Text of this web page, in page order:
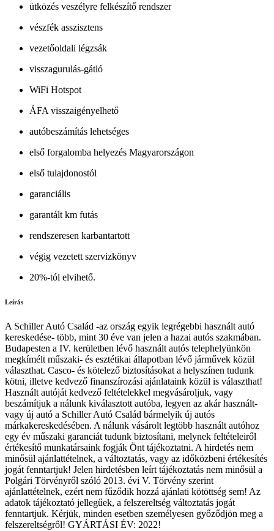
ütközés veszélyre felkészítő rendszer
vészfék asszisztens
vezetőoldali légzsák
visszagurulás-gátló
WiFi Hotspot
ÁFA visszaigényelhető
autóbeszámítás lehetséges
első forgalomba helyezés Magyarországon
első tulajdonostól
garanciális
garantált km futás
rendszeresen karbantartott
végig vezetett szervizkönyv
20%-tól elvihető.
Leírás
A Schiller Autó Család -az ország egyik legrégebbi használt autó
kereskedése- több, mint 30 éve van jelen a hazai autós szakmában.
Budapesten a IV. kerületben lévő használt autós telephelyünkön
megkímélt műszaki- és esztétikai állapotban lévő járművek közül
választhat. Casco- és kötelező biztosításokat a helyszínen tudunk
kötni, illetve kedvező finanszírozási ajánlataink közül is választhat!
Használt autóját kedvező feltételekkel megvásároljuk, vagy
beszámítjuk a nálunk kiválasztott autóba, legyen az akár használt-
vagy új autó a Schiller Autó Család bármelyik új autós
márkakereskedésében. A nálunk vásárolt legtöbb használt autóhoz
egy év műszaki garanciát tudunk biztosítani, melynek feltételeiről
értékesítő munkatársaink fogják Önt tájékoztatni. A hirdetés nem
minősül ajánlattételnek, a változtatás, vagy az időközbeni értékesítés
jogát fenntartjuk! Jelen hirdetésben leírt tájékoztatás nem minősül a
Polgári Törvényről szóló 2013. évi V. Törvény szerint
ajánlattételnek, ezért nem fűződik hozzá ajánlati kötöttség sem! Az
adatok tájékoztató jellegűek, a felszereltség változtatás jogát
fenntartjuk. Kérjük, minden esetben személyesen győződjön meg a
felszereltségről! GYÁRTÁSI ÉV: 2022!